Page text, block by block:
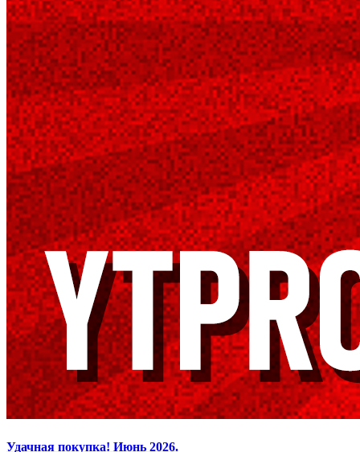
Удачная покупка! Июнь 2026.